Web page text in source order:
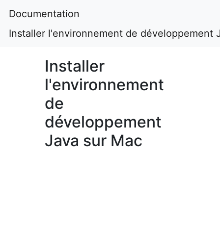
Documentation
Installer l'environnement de développement
Installer
l'environnement
de
développement
Java sur Mac